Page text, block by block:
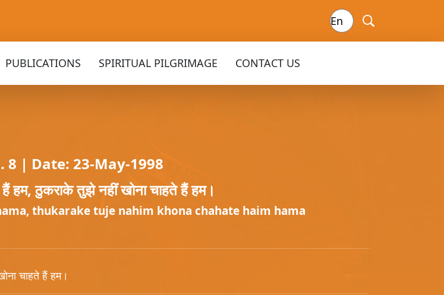
PUBLICATIONS SPIRITUAL PILGRIMAGE CONTACT US
8 | Date: 23-May-1998
हम, ठुकराके तुझे नहीं खोना चाहते हैं हम।
thukarake tuje nahim khona chahate haim hama
चाहते हैं हम।